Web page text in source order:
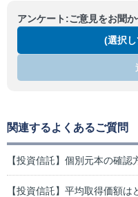
アンケート:ご意見をお聞
(選択
関連するよくあるご質問
【投資信託】個別元本の確認
【投資信託】平均取得価額